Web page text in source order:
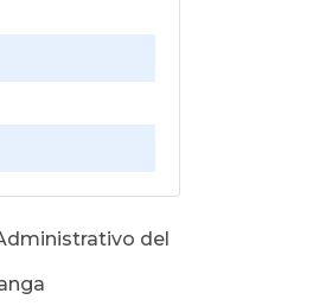
del